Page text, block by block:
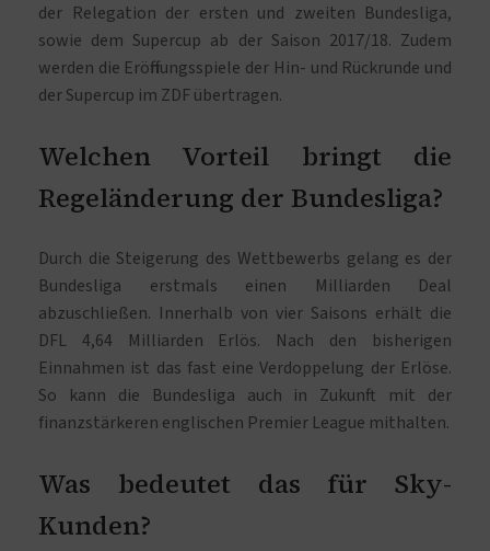
der Relegation der ersten und zweiten Bundesliga,
sowie dem Supercup ab der Saison 2017/18. Zudem
werden die Eröffnungsspiele der Hin- und Rückrunde und
der Supercup im ZDF übertragen.
Welchen Vorteil bringt die
Regeländerung der Bundesliga?
Durch die Steigerung des Wettbewerbs gelang es der
Bundesliga erstmals einen Milliarden Deal
abzuschließen. Innerhalb von vier Saisons erhält die
DFL 4,64 Milliarden Erlös. Nach den bisherigen
Einnahmen ist das fast eine Verdoppelung der Erlöse.
So kann die Bundesliga auch in Zukunft mit der
finanzstärkeren englischen Premier League mithalten.
Was bedeutet das für Sky-
Kunden?